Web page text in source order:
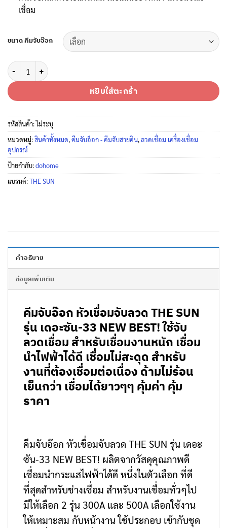
เชื่อม
ขนาด คีมจับอ๊อก
จำนวน คีมจับอ๊อก หัวเชื่อมจับลวด THE SUN รุ่น เดอะซัน-33 NEW
หยิบใส่ตะกร้า
รหัสสินค้า:ไม่ระบุ
หมวดหมู่:สินค้าทั้งหมด,คีมจับอ็อก - คีมจับสายดิน,ลวดเชื่อม เครื่องเชื่อม
อุปกรณ์
ป้ายกำกับ:dohome
แบรนด์:THE SUN
คำอธิบาย
ข้อมูลเพิ่มเติม
คีมจับอ๊อก หัวเชื่อมจับลวด THE SUN
รุ่น เดอะซัน-33 NEW BEST! ใช้จับ
ลวดเชื่อม สำหรับเชื่อมงานหนัก เชื่อม
นำไฟฟ้าได้ดี เชื่อมไม่สะดุด สำหรับ
งานที่ต้องเชื่อมต่อเนื่อง ด้ามไม่ร้อน
เย็นกว่า เชื่อมได้ยาวๆๆ คุ้มค่า คุ้ม
ราคา
คีมจับอ๊อก หัวเชื่อมจับลวด THE SUN รุ่น เดอะ
ซัน-33 NEW BEST! ผลิตจากวัสดุคุณภาพดี
เชื่อมนำกระแสไฟฟ้าได้ดี หนึ่งในตัวเลือก ที่ดี
ที่สุดสำหรับช่างเชื่อม สำหรับงานเชื่อมทั่วๆไป
มีให้เลือก 2 รุ่น 300A และ 500A เลือกใช้งาน
ให้เหมาะสม กับหน้างาน ใช้ประกอบ เข้ากับชุด